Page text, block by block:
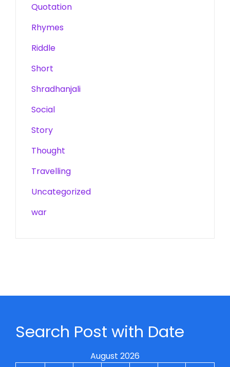
Quotation
Rhymes
Riddle
Short
Shradhanjali
Social
Story
Thought
Travelling
Uncategorized
war
Search Post with Date
August 2026